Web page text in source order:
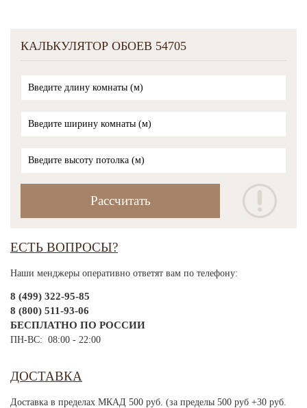
КАЛЬКУЛЯТОР ОБОЕВ 54705
ЕСТЬ ВОПРОСЫ?
Наши менджеры оперативно ответят вам по телефону:
8 (499) 322-95-85
8 (800) 511-93-06
БЕСПЛАТНО ПО РОССИИ
ПН-ВС: 08:00 - 22:00
ДОСТАВКА
Доставка в пределах МКАД 500 руб. (за пределы 500 руб +30 руб.